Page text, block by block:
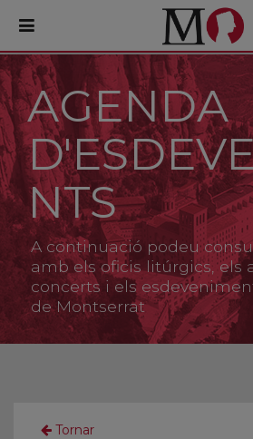
PORTADA
Monestir
Cultura
Actualitat
Fundació
Visita'ns
Ofrenes
AGENDA
NTS
A continuació podeu
amb els oficis litúrgics, els
concerts i els
de Montserrat
Tornar